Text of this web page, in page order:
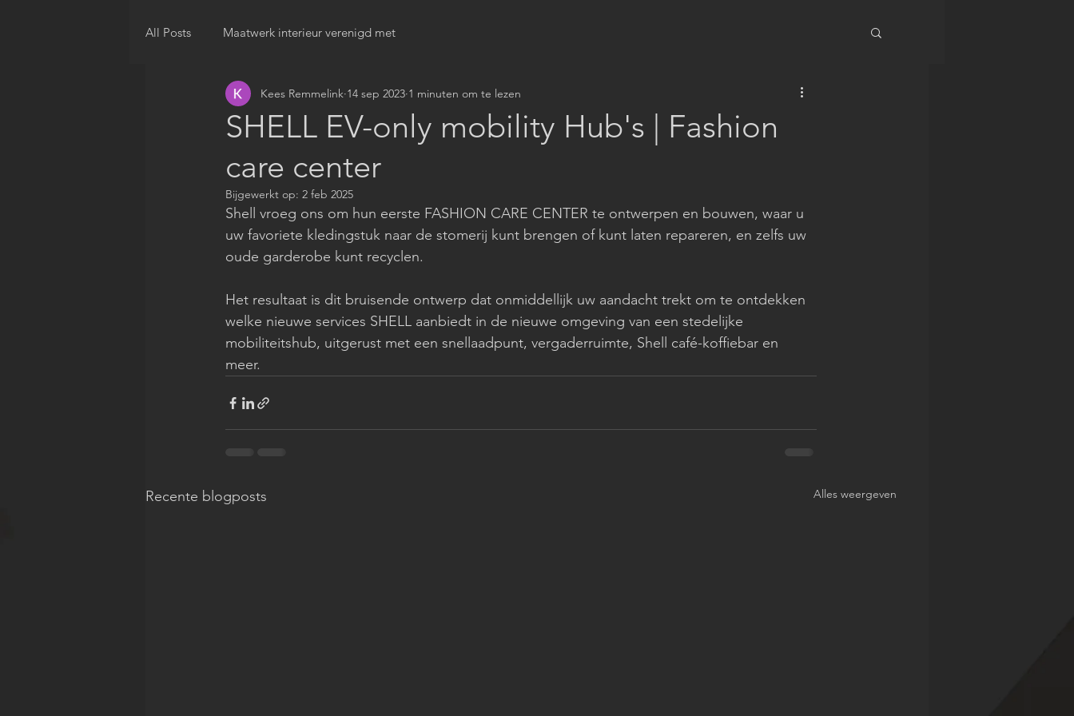
All Posts Maatwerk interieur verenigd met
SHELL EV-only mobility Hub's | Fashion
care center
Kees Remmelink 14 sep 2023 1 minuten om te lezen
Bijgewerkt op: 2 feb 2025
Shell vroeg ons om hun eerste FASHION CARE CENTER te ontwerpen en bouwen, waar u
uw favoriete kledingstuk naar de stomerij kunt brengen of kunt laten repareren, en zelfs uw
oude garderobe kunt recyclen.
Het resultaat is dit bruisende ontwerp dat onmiddellijk uw aandacht trekt om te ontdekken
welke nieuwe services SHELL aanbiedt in de nieuwe omgeving van een stedelijke
mobiliteitshub, uitgerust met een snellaadpunt, vergaderruimte, Shell café-koffiebar en
meer.
Recente blogposts Alles weergeven